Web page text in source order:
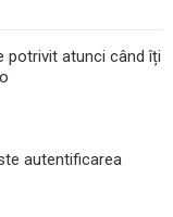
potrivit atunci când îți
autentificarea